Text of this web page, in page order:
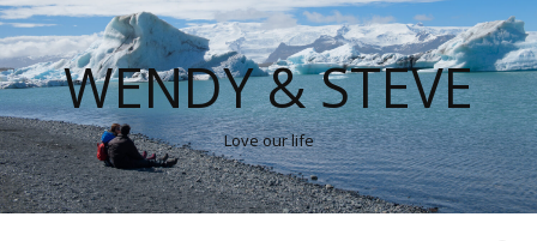
WENDY & STEVE
Love our life